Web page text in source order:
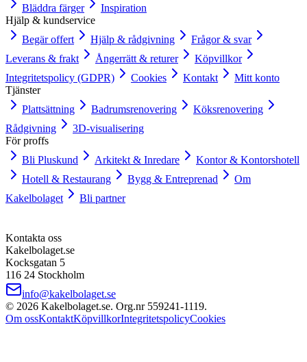
Bläddra färger
Inspiration
Hjälp & kundservice
Begär offert
Hjälp & rådgivning
Frågor & svar
Leverans & frakt
Ångerrätt & returer
Köpvillkor
Integritetspolicy (GDPR)
Cookies Kontakt
Mitt konto
Tjänster
Plattsättning
Badrumsrenovering
Köksrenovering
Rådgivning
3D-visualisering
För proffs
Bli Pluskund
Arkitekt & Inredare
Kontor & Kontorshotell
Hotell & Restaurang
Bygg & Entreprenad
Om
Kakelbolaget
Bli partner
Kontakta oss
Kakelbolaget.se
Kocksgatan 5
116 24 Stockholm
info@kakelbolaget.se
© 2026 Kakelbolaget.se. Org.nr 559241‑1119.
Om ossKontaktKöpvillkorIntegritetspolicyCookies